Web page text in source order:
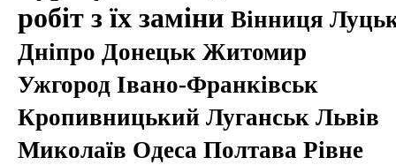
робіт з їх заміни Вінниця
Дніпро Донецьк Житомир
Ужгород Івано-Франківськ
Кропивницький Луганськ Львів
Миколаїв Одеса Полтава Рівне